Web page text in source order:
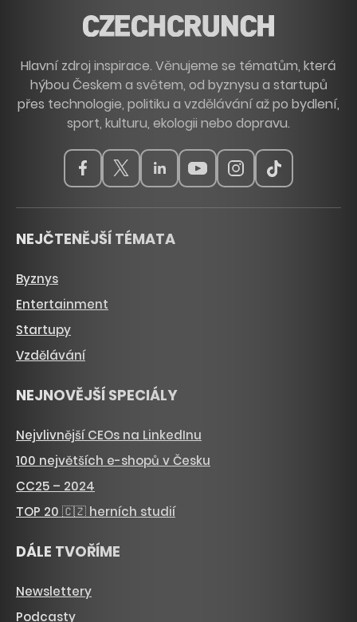
Hlavní zdroj inspirace. Věnujeme se tématům, která
hýbou Českem a světem, od byznysu a startupů
přes technologie, politiku a vzdělávání až po bydlení,
sport, kulturu, ekologii nebo dopravu.
NEJČTENĚJŠÍ TÉMATA
Byznys
Entertainment
Startupy
Vzdělávání
NEJNOVĚJŠÍ SPECIÁLY
Nejvlivnější CEOs na LinkedInu
100 největších e-shopů v Česku
CC25 – 2024
TOP 20 🇨🇿 herních studií
DÁLE TVOŘÍME
Newslettery
Podcasty